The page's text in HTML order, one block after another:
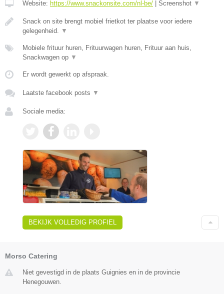
Website: https://www.snackonsite.com/nl-be/ Screenshot ▼
Snack on site brengt mobiel frietkot ter plaatse voor iedere
gelegenheid. ▼
Mobiele frituur huren, Frituurwagen huren, Frituur aan huis,
Snackwagen op ▼
Er wordt gewerkt op afspraak.
Laatste facebook posts ▼
Sociale media:
BEKIJK VOLLEDIG PROFIEL
Morso Catering
Niet gevestigd in de plaats Guignies en in de provincie
Henegouwen.